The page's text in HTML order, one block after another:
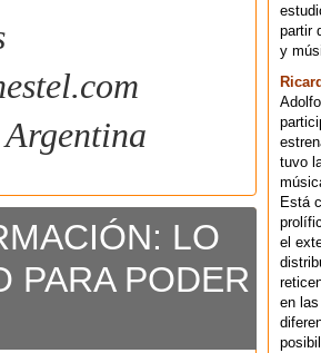
LO
PARA PODER
partir
y
tuvo
Está
el
en